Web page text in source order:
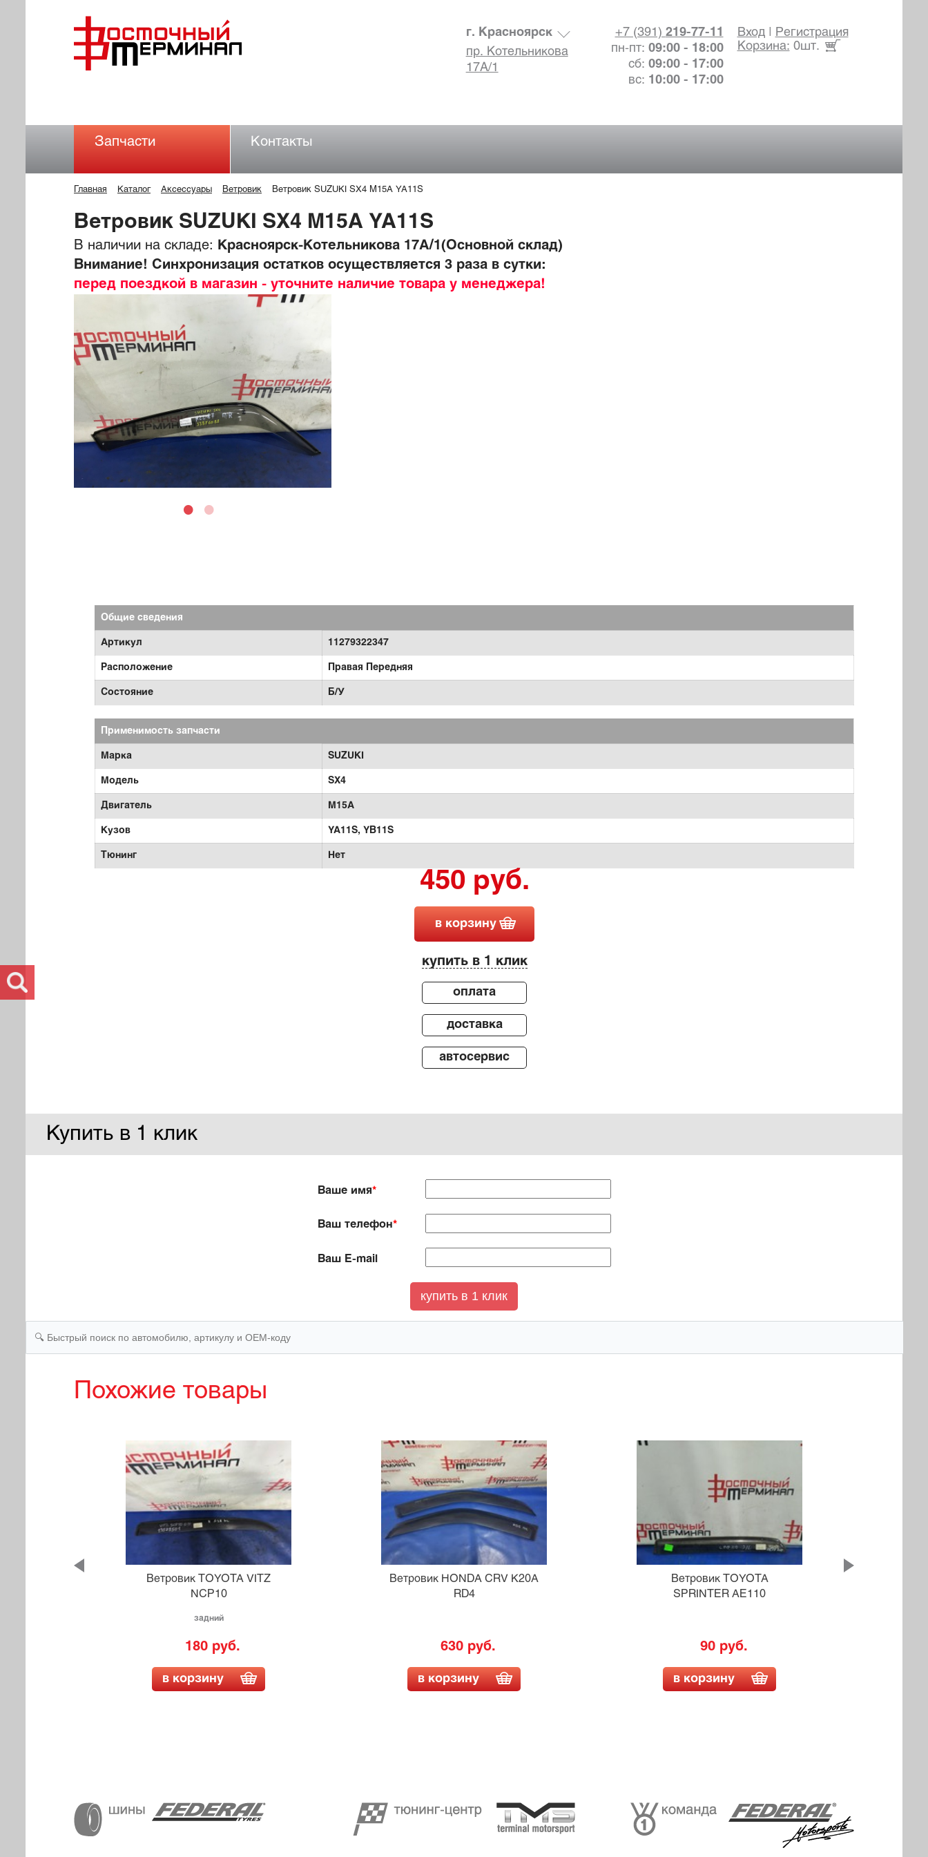
Вход|
Регистрация
Корзина: 0шт.
+7 (391) 219-77-11
пн-пт: 09:00 - 18:00
сб: 09:00 - 17:00
вс: 10:00 - 17:00
г. Красноярск
пр. Котельникова
17А/1
Запчасти Контакты
Главная Каталог Аксессуары Ветровик Ветровик SUZUKI SX4 M15A YA11S
Ветровик SUZUKI SX4 M15A YA11S
В наличии на складе:
Красноярск-Котельникова 17А/1(Основной склад)
Внимание! Синхронизация остатков осуществляется 3 раза в сутки:
перед поездкой в магазин - уточните наличие товара у менеджера!
Общие сведения
Артикул 11279322347
Расположение Правая Передняя
Состояние Б/У
Применимость запчасти
Марка SUZUKI
Модель SX4
Двигатель M15A
Кузов YA11S, YB11S
Тюнинг Нет
450 руб.
в корзину
купить в 1 клик
оплата
доставка
автосервис
Купить в 1 клик
Ваше имя*
Ваш телефон*
Ваш E-mail
Похожие товары
Ветровик TOYOTA VITZ
NCP10
задний
180 руб.
в корзину
Ветровик HONDA CRV K20A
RD4
630 руб.
в корзину
Ветровик TOYOTA
SPRINTER AE110
90 руб.
в корзину